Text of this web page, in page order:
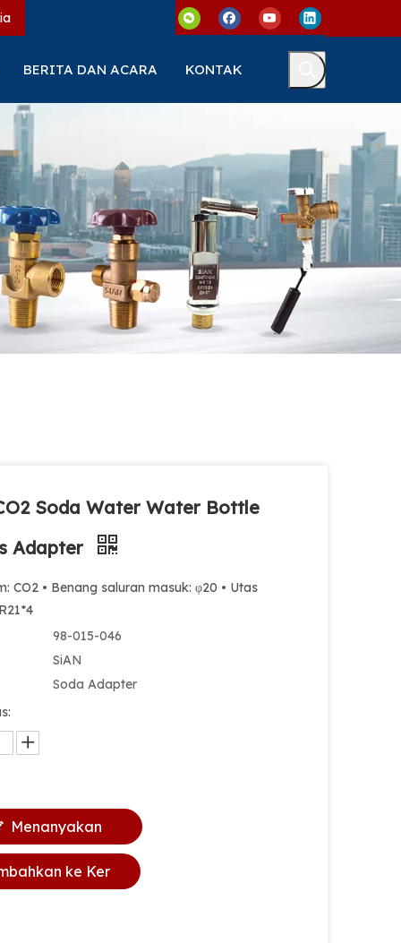
BERITA DAN ACARA KONTAK
Soda Water Water Bottle
Adapter
CO2 • Benang saluran masuk: φ20 • Utas
98-015-046
SiAN
Soda Adapter
Menanyakan
ke Ker